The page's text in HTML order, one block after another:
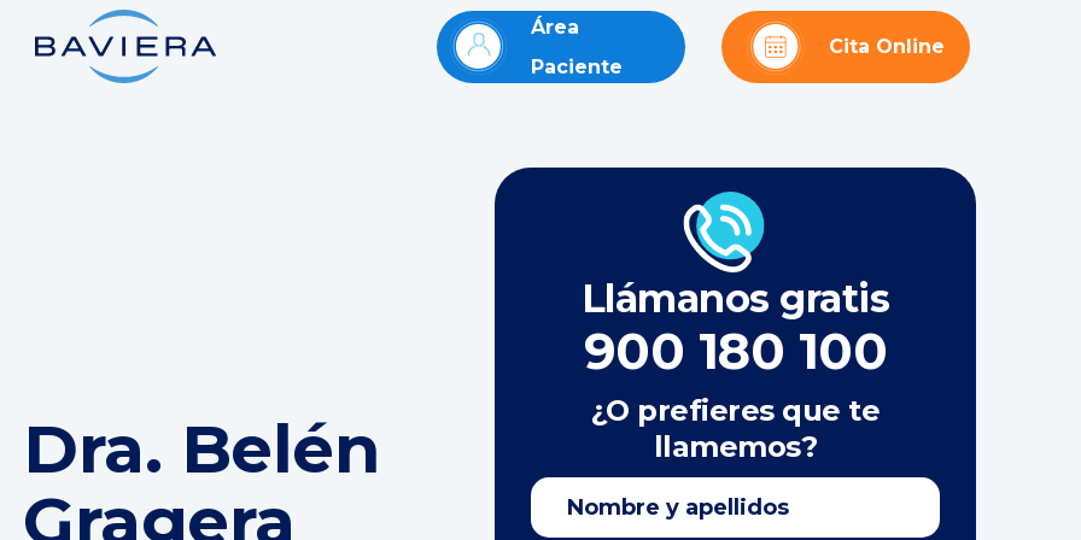
Área
Paciente
Cita Online
Dra. Belén
Gragera
Llámanos gratis
900 180 100
¿O prefieres que te
llamemos?